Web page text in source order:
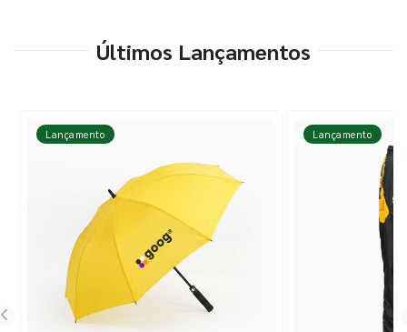
Últimos Lançamentos
Lançamento Lançamento